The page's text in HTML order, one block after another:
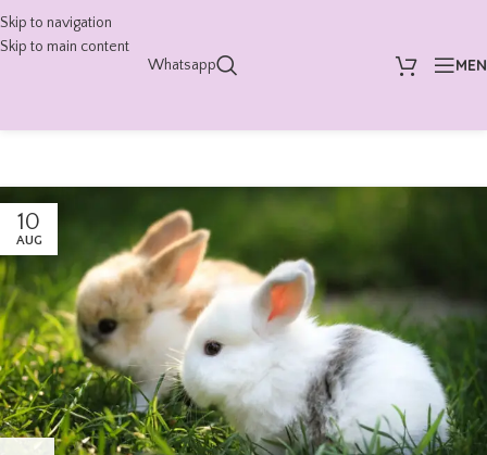
Skip to navigation
Skip to main content
Whatsapp
10
AUG